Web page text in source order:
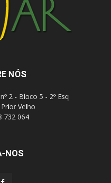
NÓS
2 - Bloco 5 - 2º Esq
Velho
732 064
NOS